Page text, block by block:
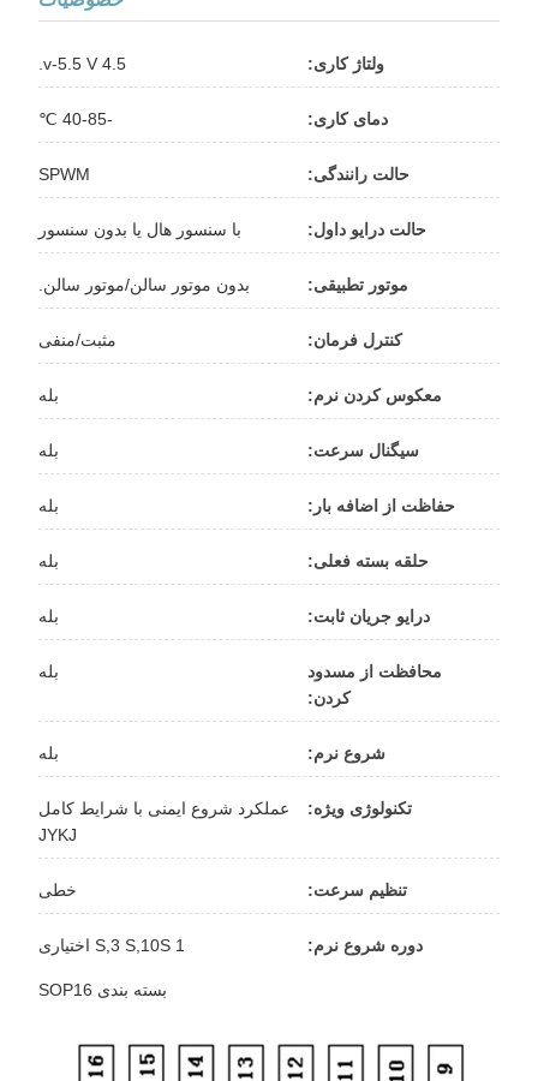
ولتاژ کاری: 4.5 v-5.5 V.
دمای کاری: -40-85 ℃
حالت رانندگی: SPWM
حالت درایو داول: با سنسور هال یا بدون سنسور
موتور تطبیقی: بدون موتور سالن/موتور سالن.
کنترل فرمان: مثبت/منفی
معکوس کردن نرم: بله
سیگنال سرعت: بله
حفاظت از اضافه بار: بله
حلقه بسته فعلی: بله
درایو جریان ثابت: بله
محافظت از مسدود
کردن:
بله
شروع نرم: بله
تکنولوژی ویژه:
عملکرد شروع ایمنی با شرایط کامل
JYKJ
تنظیم سرعت: خطی
دوره شروع نرم: 1 S,3 S,10S اختیاری
بسته بندی SOP16